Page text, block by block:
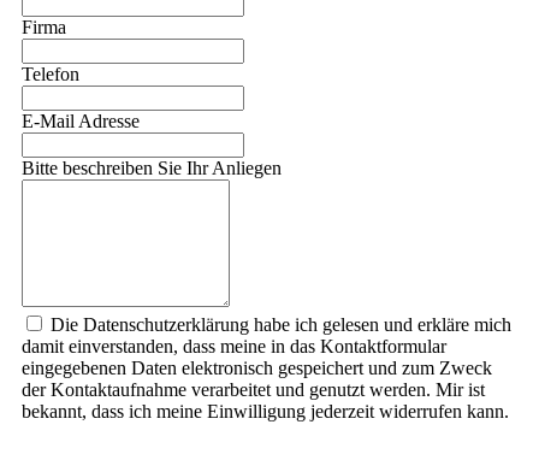
Firma
Telefon
E-Mail Adresse
Bitte beschreiben Sie Ihr Anliegen
Die Datenschutzerklärung habe ich gelesen und erkläre mich
damit einverstanden, dass meine in das Kontaktformular
eingegebenen Daten elektronisch gespeichert und zum Zweck
der Kontaktaufnahme verarbeitet und genutzt werden. Mir ist
bekannt, dass ich meine Einwilligung jederzeit widerrufen kann.